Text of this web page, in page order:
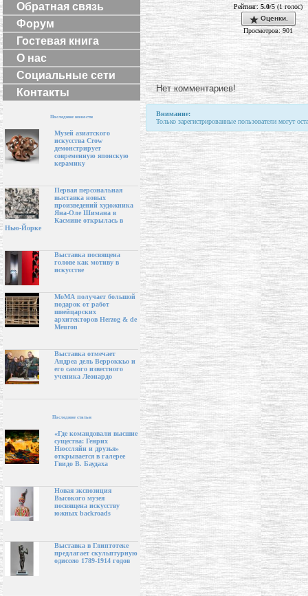
Обратная связь
Форум
Гостевая книга
О нас
Социальные сети
Контакты
Последние новости
Музей азиатского
искусства Crow
демонстрирует
современную японскую
керамику
Первая персональная
выставка новых
произведений художника
Яна-Оле Шимана в
Касмине открылась в
Нью-Йорке
Выставка посвящена
голове как мотиву в
искусстве
МоМА получает большой
подарок от работ
швейцарских
архитекторов Herzog & de
Meuron
Выставка отмечает
Андреа дель Верроккьо и
его самого известного
ученика Леонардо
Последние статьи
«Где командовали высшие
существа: Генрих
Нюссляйн и друзья»
открывается в галерее
Гвидо В. Баудаха
Новая экспозиция
Высокого музея
посвящена искусству
южных backroads
Выставка в Глиптотеке
предлагает скульптурную
одиссею 1789-1914 годов
Рейтинг: 5.0/5 (1 голос)
Оценки.
Просмотров: 901
Нет комментариев!
Внимание:
Только зарегистрированные пользователи могут